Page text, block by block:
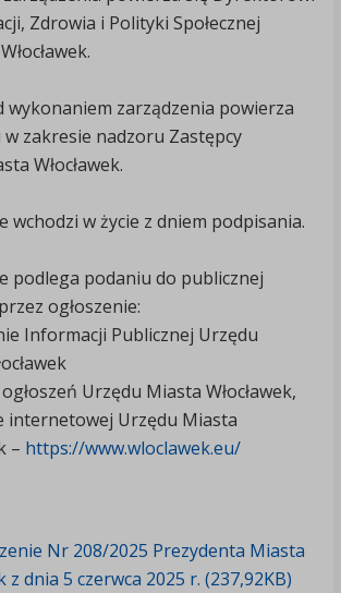
Zdrowia i Polityki Społecznej
zarządzenia powierza
w zakresie nadzoru Zastępcy
Włocławek.
wchodzi w życie z dniem podpisania.
podlega podaniu do publicznej
ogłoszenie:
Informacji Publicznej Urzędu
Urzędu Miasta Włocławek,
internetowej Urzędu Miasta
– https://www.wloclawek.eu/
Nr 208/2025 Prezydenta Miasta
z dnia 5 czerwca 2025 r. (237,92KB)